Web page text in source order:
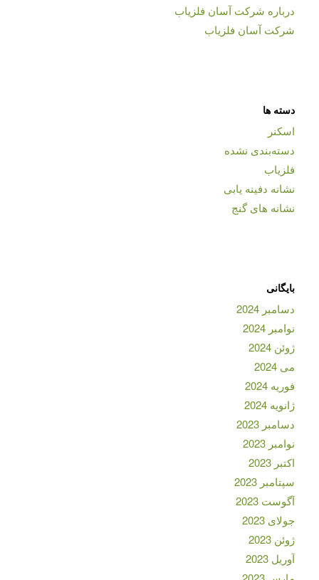
درباره شرکت آسان فلزیاب
شرکت آسان فلزیاب
دسته ها
اسکنر
دسته‌بندی نشده
فلزیاب
نشانه دفینه یابی
نشانه های گنج
بایگانی
دسامبر 2024
نوامبر 2024
ژوئن 2024
می 2024
فوریه 2024
ژانویه 2024
دسامبر 2023
نوامبر 2023
اکتبر 2023
سپتامبر 2023
آگوست 2023
جولای 2023
ژوئن 2023
آوریل 2023